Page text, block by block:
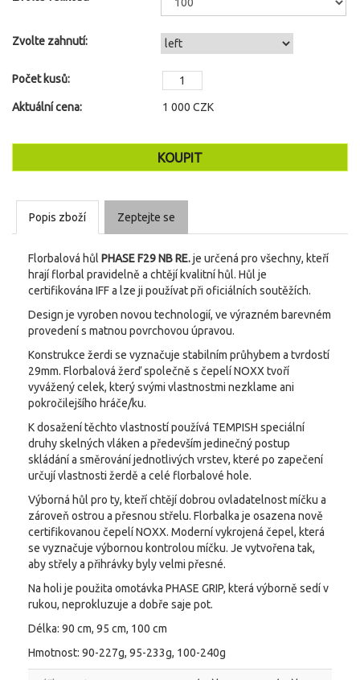
Zvolte zahnutí:
Počet kusů:
Aktuální cena: 1 000 CZK
Popis zboží Zeptejte se
Florbalová hůl PHASE F29 NB RE.je určená pro všechny, kteří
hrají florbal pravidelně a chtějí kvalitní hůl. Hůl je
certifikována IFF a lze ji používat při oficiálních soutěžích.
Design je vyroben novou technologií, ve výrazném barevném
provedení s matnou povrchovou úpravou.
Konstrukce žerdi se vyznačuje stabilním průhybem a tvrdostí
29mm. Florbalová žerď společně s čepelí NOXX tvoří
vyvážený celek, který svými vlastnostmi nezklame ani
pokročilejšího hráče/ku.
K dosažení těchto vlastností používá TEMPISH speciální
druhy skelných vláken a především jedinečný postup
skládání a směrování jednotlivých vrstev, které po zapečení
určují vlastnosti žerdě a celé florbalové hole.
Výborná hůl pro ty, kteří chtějí dobrou ovladatelnost míčku a
zároveň ostrou a přesnou střelu. Florbalka je osazena nově
certifikovanou čepelí NOXX. Moderní vykrojená čepel, která
se vyznačuje výbornou kontrolou míčku. Je vytvořena tak,
aby střely a přihrávky byly velmi přesné.
Na holi je použita omotávka PHASE GRIP, která výborně sedí v
rukou, neprokluzuje a dobře saje pot.
Délka: 90 cm, 95 cm, 100 cm
Hmotnost: 90-227g, 95-233g, 100-240g